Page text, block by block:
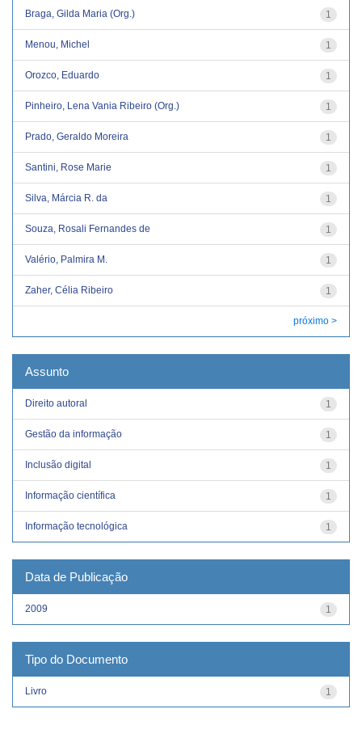
1
Braga, Gilda Maria (Org.)
1
Menou, Michel
1
Orozco, Eduardo
1
Pinheiro, Lena Vania Ribeiro (Org.)
1
Prado, Geraldo Moreira
1
Santini, Rose Marie
1
Silva, Márcia R. da
1
Souza, Rosali Fernandes de
1
Valério, Palmira M.
1
Zaher, Célia Ribeiro
próximo >
Assunto
1
Direito autoral
1
Gestão da informação
1
Inclusão digital
1
Informação científica
1
Informação tecnológica
Data de Publicação
1
2009
Tipo do Documento
1
Livro